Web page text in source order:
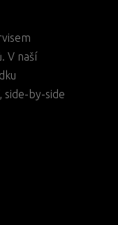
V naší
side-by-side